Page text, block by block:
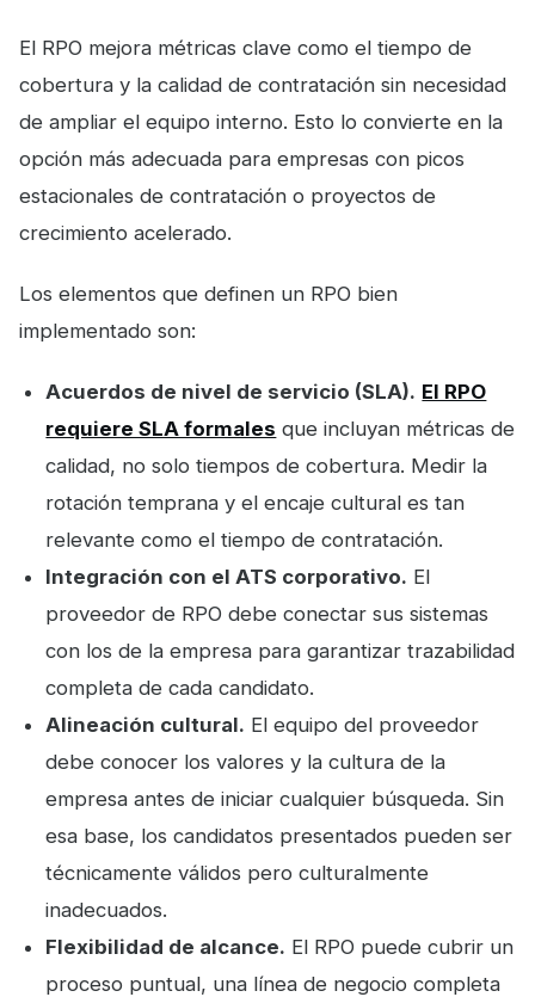
El RPO mejora métricas clave como el tiempo de
cobertura y la calidad de contratación sin necesidad
de ampliar el equipo interno. Esto lo convierte en la
opción más adecuada para empresas con picos
estacionales de contratación o proyectos de
crecimiento acelerado.
Los elementos que definen un RPO bien
implementado son:
Acuerdos de nivel de servicio (SLA). El RPO
requiere SLA formales que incluyan métricas de
calidad, no solo tiempos de cobertura. Medir la
rotación temprana y el encaje cultural es tan
relevante como el tiempo de contratación.
Integración con el ATS corporativo. El
proveedor de RPO debe conectar sus sistemas
con los de la empresa para garantizar trazabilidad
completa de cada candidato.
Alineación cultural. El equipo del proveedor
debe conocer los valores y la cultura de la
empresa antes de iniciar cualquier búsqueda. Sin
esa base, los candidatos presentados pueden ser
técnicamente válidos pero culturalmente
inadecuados.
Flexibilidad de alcance. El RPO puede cubrir un
proceso puntual, una línea de negocio completa